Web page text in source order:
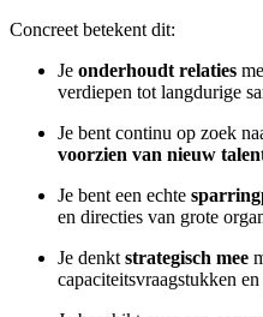
Concreet betekent dit:
Je onderhoudt relaties
verdiepen tot langdurige
Je bent continu op zoek
voorzien van nieuw
Je bent een echte
en directies van grote
Je denkt strategisch mee
capaciteitsvraagstukken en